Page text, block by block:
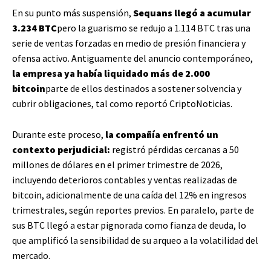
En su punto más suspensión, Sequans llegó a acumular
3.234 BTCpero la guarismo se redujo a 1.114 BTC tras una
serie de ventas forzadas en medio de presión financiera y
ofensa activo. Antiguamente del anuncio contemporáneo,
la empresa ya había liquidado más de 2.000
bitcoinparte de ellos destinados a sostener solvencia y
cubrir obligaciones, tal como reportó CriptoNoticias.
Durante este proceso, la compañía enfrentó un
contexto perjudicial: registró pérdidas cercanas a 50
millones de dólares en el primer trimestre de 2026,
incluyendo deterioros contables y ventas realizadas de
bitcoin, adicionalmente de una caída del 12% en ingresos
trimestrales, según reportes previos. En paralelo, parte de
sus BTC llegó a estar pignorada como fianza de deuda, lo
que amplificó la sensibilidad de su arqueo a la volatilidad del
mercado.